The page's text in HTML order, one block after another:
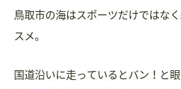
鳥取市の海はスポーツだけではな
スメ。
国道沿いに走っているとバン！と